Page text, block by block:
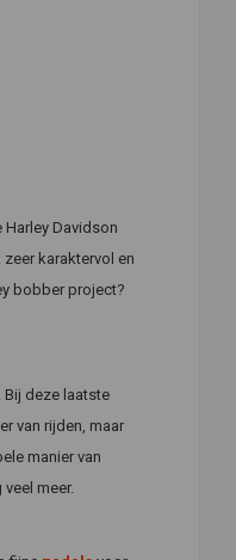
Davidson
karaktervol en
bobber project?
. Bij deze laatste
van rijden, maar
manier van
veel meer.